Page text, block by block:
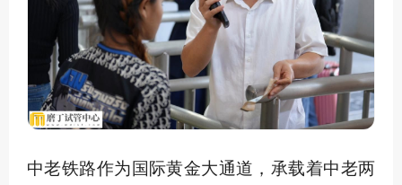
中老铁路作为国际黄金大通道，承载着中老两